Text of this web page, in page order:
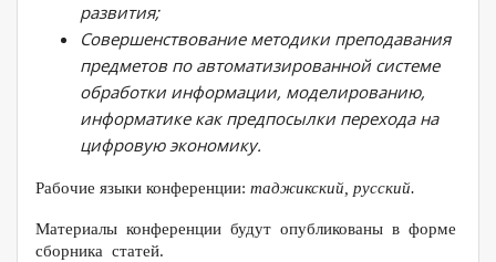
развития;
Совершенствование методики преподавания
предметов по автоматизированной системе
обработки информации, моделированию,
информатике как предпосылки перехода на
цифровую экономику.
Рабочие языки конференции: таджикский, русский.
Материалы конференции будут опубликованы в форме
сборника статей.